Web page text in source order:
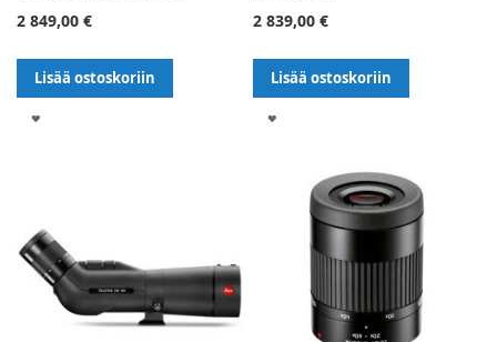
2 849,00 €
Lisää ostoskoriin
2 839,00 €
Lisää ostoskoriin